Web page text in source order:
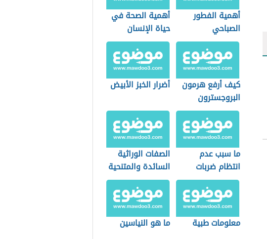
أهمية الفطور
الصباحي
أهمية الصحة في
حياة الإنسان
كيف أرفع هرمون
البروجسترون
أضرار الخبز الأبيض
ما سبب عدم
انتظام ضربات
القلب
الصفات الوراثية
السائدة والمتنحية
معلومات طبية ما هو النياسين